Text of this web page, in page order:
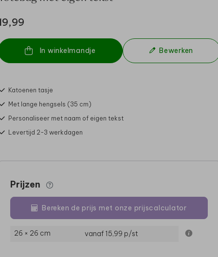
In winkelmandje Bewerken
Katoenen tasje
Met lange hengsels (35 cm)
Personaliseer met naam of eigen tekst
Levertijd 2-3 werkdagen
Prijzen
Bereken de prijs met onze prijscalculator
26 × 26 cm vanaf 15,99 p/st